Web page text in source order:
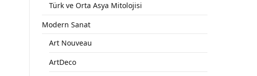
Türk ve Orta Asya Mitolojisi
Modern Sanat
Art Nouveau
ArtDeco